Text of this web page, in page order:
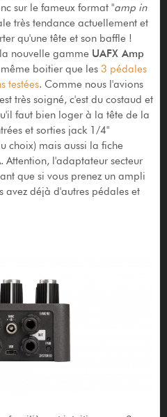
sur le fameux format "amp in
très tendance actuellement et
qu'une tête et son baffle !
nouvelle gamme UAFX Amp
boitier que les 3 pédales
testées. Comme nous l'avions
très soigné, c'est du costaud et
faut bien loger à la tête de la
et sorties jack 1/4"
choix) mais aussi la fiche
l'adaptateur secteur
que si vous prenez un ampli
avez déjà d'autres pédales et